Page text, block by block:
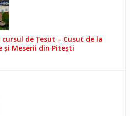
de Țesut – Cusut de la
și Meserii din Pitești